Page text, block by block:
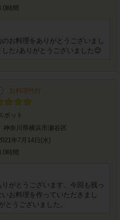
時間
お料理をありがとうございまし
た♪ありがとうございました😊
お料理代行
ポット
神奈川県横浜市瀬谷区
年7月14日(水)
時間
がとうございます。今回も残っ
お料理を作っていただきまし
とうございました。